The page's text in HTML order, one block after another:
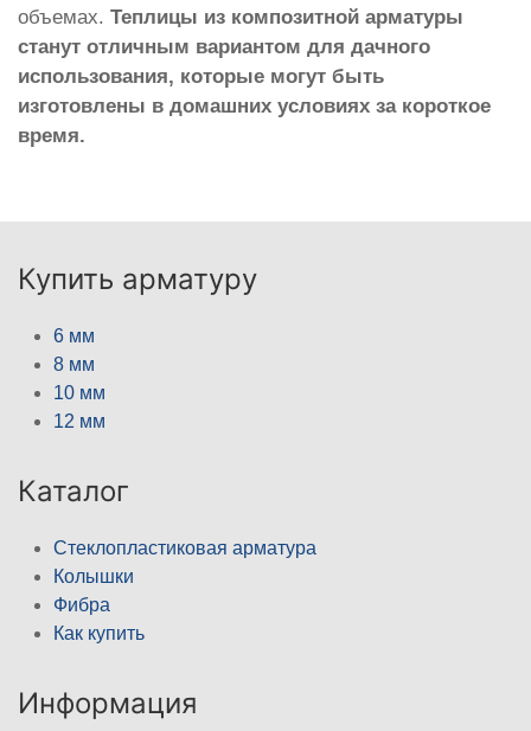
объемах. Теплицы из композитной арматуры
станут отличным вариантом для дачного
использования, которые могут быть
изготовлены в домашних условиях за короткое
время.
Купить арматуру
6 мм
8 мм
10 мм
12 мм
Каталог
Стеклопластиковая арматура
Колышки
Фибра
Как купить
Информация